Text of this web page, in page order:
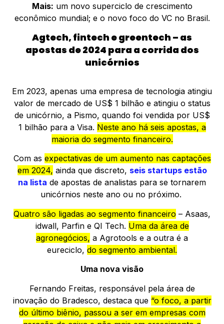
Mais: um novo superciclo de crescimento
econômico mundial; e o novo foco do VC no Brasil.
Agtech, fintech e greentech – as
apostas de 2024 para a corrida dos
unicórnios
Em 2023, apenas uma empresa de tecnologia atingiu
valor de mercado de US$ 1 bilhão e atingiu o status
de unicórnio, a Pismo, quando foi vendida por US$
1 bilhão para a Visa. Neste ano há seis apostas, a
maioria do segmento financeiro.
Com as expectativas de um aumento nas captações
em 2024, ainda que discreto, seis startups estão
na lista de apostas de analistas para se tornarem
unicórnios neste ano ou no próximo.
Quatro são ligadas ao segmento financeiro – Asaas,
idwall, Parfin e QI Tech. Uma da área de
agronegócios, a Agrotools e a outra é a
eureciclo, do segmento ambiental.
Uma nova visão
Fernando Freitas, responsável pela área de
inovação do Bradesco, destaca que “o foco, a partir
do último biênio, passou a ser em empresas com